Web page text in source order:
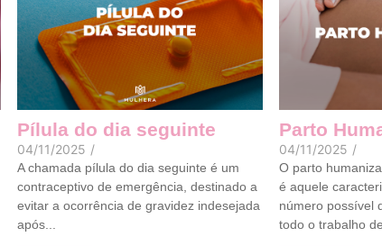
Pílula do dia seguinte
04/11/2025 /
A chamada pílula do dia seguinte é um
contraceptivo de emergência, destinado a
evitar a ocorrência de gravidez indesejada
após...
Parto
04/11/2025 /
O parto
é aquele
número possível
todo o trabalho